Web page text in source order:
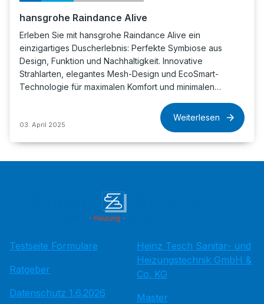
hansgrohe Raindance Alive
Erleben Sie mit hansgrohe Raindance Alive ein
einzigartiges Duscherlebnis: Perfekte Symbiose aus
Design, Funktion und Nachhaltigkeit. Innovative
Strahlarten, elegantes Mesh-Design und EcoSmart-
Technologie für maximalen Komfort und minimalen…
03. April 2025
Weiterlesen
Testseite Formulare
Ratgeber
Datenschutz 1.6.2026
Heinz Tesch Sanitär- und
Heizungstechnik GmbH &
Co. KG
Master